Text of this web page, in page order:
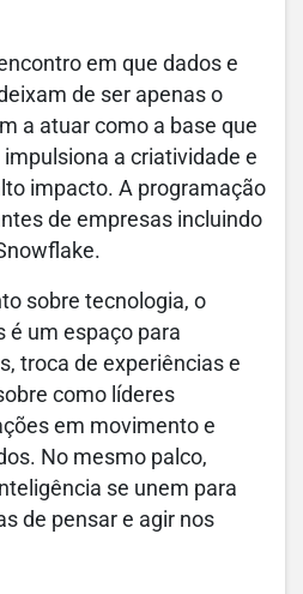
em que dados e
de ser apenas o
a atuar como a base que
a criatividade e
impacto. A programação
de empresas incluindo
sobre tecnologia, o
é um espaço para
troca de experiências e
como líderes
em movimento e
No mesmo palco,
se unem para
de pensar e agir nos